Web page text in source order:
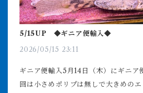
5/15UP ◆ギニア便輸入◆
2026/05/15 23:11
ギニア便輸入5月14日（木）にギニア
回は小さめポリプは無しで大きめの